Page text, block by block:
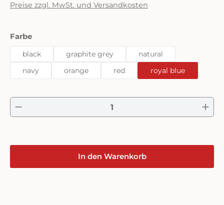
Preise zzgl. MwSt. und Versandkosten
Farbeauswählen
black
graphite grey
natural
navy
orange red royal blue
Produkt Anzahl: Gib den gewünschten Wert
In den Warenkorb